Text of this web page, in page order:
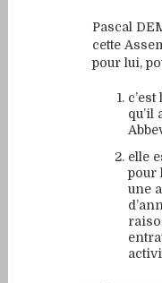
Pascal
cette
pour lui,
qu’il
elle
pour
une